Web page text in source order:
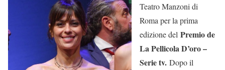
Teatro Manzoni di
Roma per la prima
edizione del Premio de
La Pellicola D’oro –
Serie tv. Dopo il